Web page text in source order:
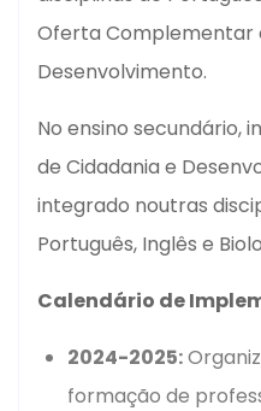
Oferta Complementar
Desenvolvimento.
No ensino secundário,
de Cidadania e
integrado noutras
Português, Inglês e
Calendário de
2024-2025:
formação de